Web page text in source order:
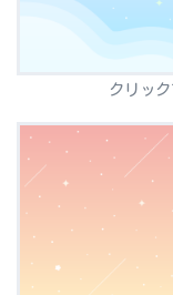
クリッ